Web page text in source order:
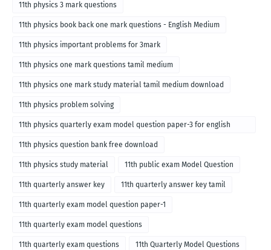
11th physics 3 mark questions
11th physics book back one mark questions - English Medium
11th physics important problems for 3mark
11th physics one mark questions tamil medium
11th physics one mark study material tamil medium download
11th physics problem solving
11th physics quarterly exam model question paper-3 for english
medium
11th physics question bank free download
11th physics study material 11th public exam Model Question
11th quarterly answer key 11th quarterly answer key tamil
11th quarterly exam model question paper-1
11th quarterly exam model questions
11th quarterly exam questions 11th Quarterly Model Questions